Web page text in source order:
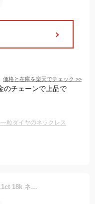
価格と在庫を楽天でチェック >>
のチェーンで上品で
粒ダイヤのネックレス
【送料無料】K18 PG ダイヤネックレス ピンクゴールド 18金 0.1ct 18k ネックレス 【レディース ネックレス 一粒ダイヤ 一粒ダイヤモンド 幸運を呼ぶ？馬蹄デザイン シンプル おしゃれ かわいい 女性 ギフト プレゼント 贈り物】